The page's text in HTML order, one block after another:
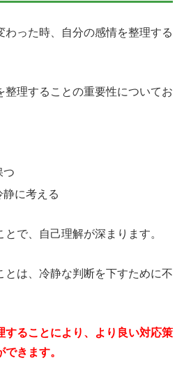
わった時、自分の感情を整理する
整理することの重要性についてお
つ
に考える
で、自己理解が深まります。
とは、冷静な判断を下すために不
することにより、より良い対応策
きます。